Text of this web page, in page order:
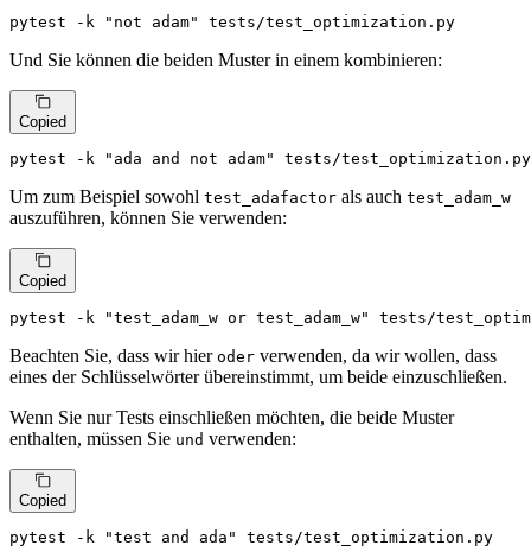
pytest -k "not adam" tests/test_optimization.py
Und Sie können die beiden Muster in einem kombinieren:
Copied
pytest -k "ada and not adam" tests/test_optimization.py
Um zum Beispiel sowohl test_adafactor als auch test_adam_w
auszuführen, können Sie verwenden:
Copied
pytest -k "test_adam_w or test_adam_w" tests/
Beachten Sie, dass wir hier oder verwenden, da wir wollen, dass
eines der Schlüsselwörter übereinstimmt, um beide einzuschließen.
Wenn Sie nur Tests einschließen möchten, die beide Muster
enthalten, müssen Sie und verwenden:
Copied
pytest -k "test and ada" tests/test_optimization.py